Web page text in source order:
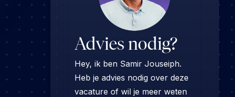
Advies nodig?
Hey, ik ben Samir Jouseiph.
Heb je advies nodig over deze
vacature of wil je meer weten